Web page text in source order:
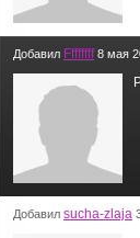
Добавил Ffffffff8 мая
Добавил sucha-zlaja